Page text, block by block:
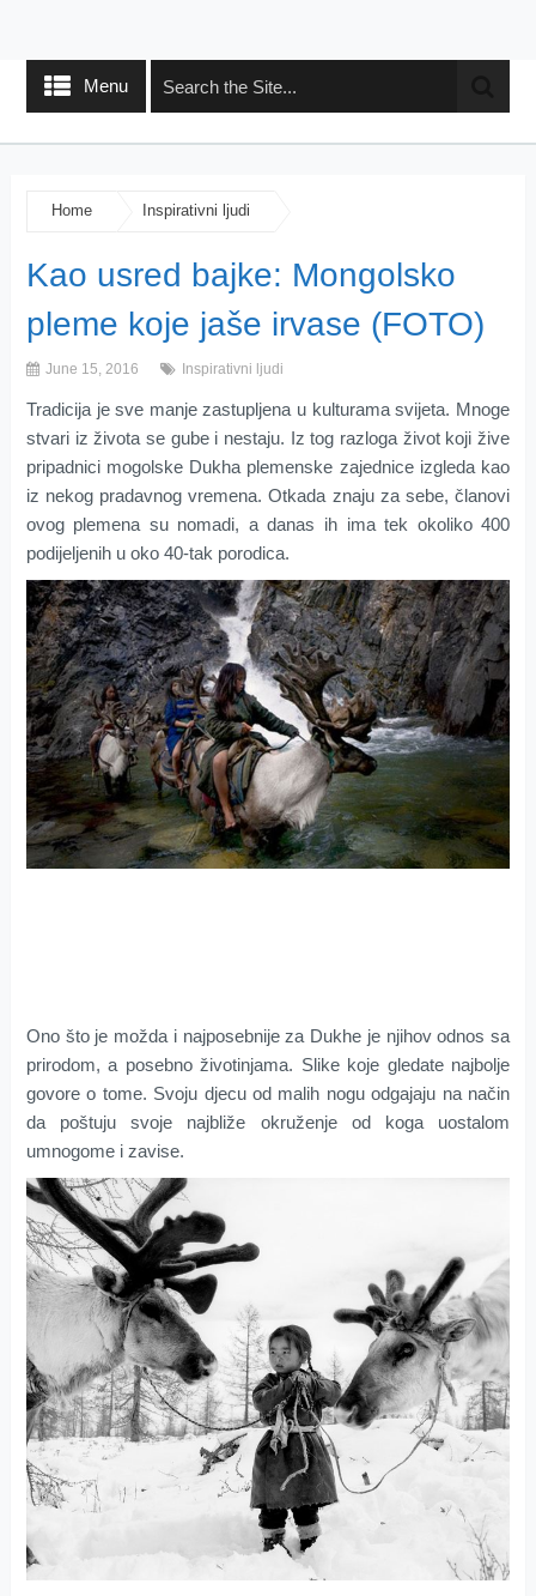
Menu
Home Inspirativni ljudi
Kao usred bajke: Mongolsko
pleme koje jaše irvase (FOTO)
June 15, 2016 Inspirativni ljudi
Tradicija je sve manje zastupljena u kulturama svijeta. Mnoge
stvari iz života se gube i nestaju. Iz tog razloga život koji žive
pripadnici mogolske Dukha plemenske zajednice izgleda kao
iz nekog pradavnog vremena. Otkada znaju za sebe, članovi
ovog plemena su nomadi, a danas ih ima tek okoliko 400
podijeljenih u oko 40-tak porodica.
Ono što je možda i najposebnije za Dukhe je njihov odnos sa
prirodom, a posebno životinjama. Slike koje gledate najbolje
govore o tome. Svoju djecu od malih nogu odgajaju na način
da poštuju svoje najbliže okruženje od koga uostalom
umnogome i zavise.